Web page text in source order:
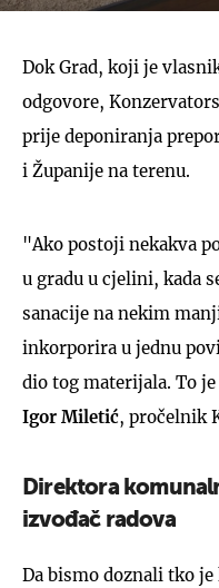
Dok Grad, koji je
odgovore,
prije deponiranja
i Županije na terenu.
"Ako postoji nekakva
u gradu u cjelini, kada
sanacije na nekim
inkorporira u jednu
dio tog materijala. To
Igor Miletić, pročelnik
Direktora
izvođač radova
Da bismo doznali tko